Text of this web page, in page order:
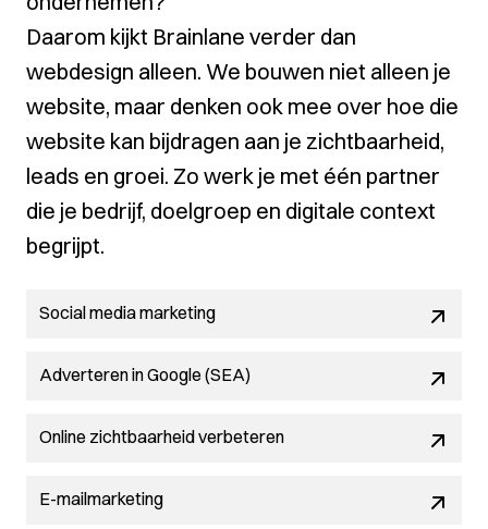
Daarom kijkt Brainlane verder dan
webdesign alleen. We bouwen niet alleen je
website, maar denken ook mee over hoe die
website kan bijdragen aan je zichtbaarheid,
leads en groei. Zo werk je met één partner
die je bedrijf, doelgroep en digitale context
begrijpt.
Social media marketing
Adverteren in Google (SEA)
Online zichtbaarheid verbeteren
E-mailmarketing